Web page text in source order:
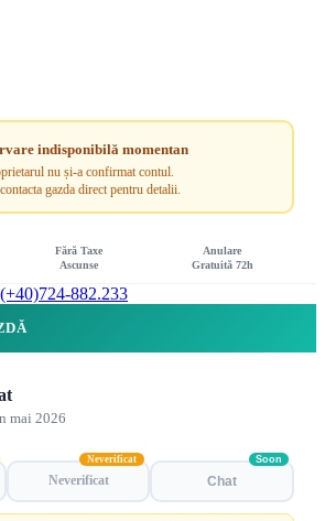
indisponibilă momentan
nu și-a confirmat contul.
gazda direct pentru detalii.
Fără Taxe
Ascunse
Anulare
Gratuită 72h
(+40)724-882.233
mai 2026
Neverificat
Neverificat
Chat
Soon